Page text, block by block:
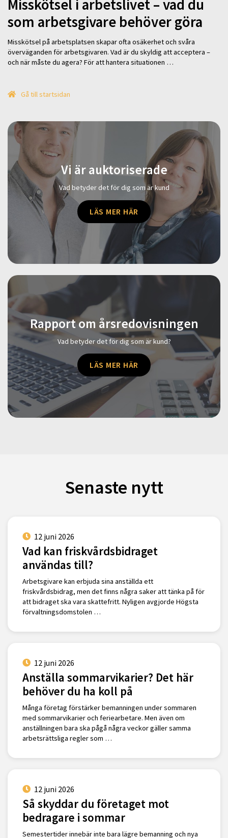
Misskötsel i arbetslivet – vad du
som arbetsgivare behöver göra
Misskötsel på arbetsplatsen skapar ofta osäkerhet och svåra
överväganden för arbetsgivaren. Vad är du skyldig att acceptera –
och när måste du agera? För att hantera situationen …
Gå till startsidan
Vi är auktoriserade
Vad betyder det för dig som är kund
LÄS MER HÄR
Rapport om årsredovisningen
Vad betyder det för dig som är kund?
LÄS MER HÄR
Senaste nytt
12 juni 2026
Vad kan friskvårdsbidraget
användas till?
Arbetsgivare kan erbjuda sina anställda ett
friskvårdsbidrag, men det finns några saker att tänka på för
att bidraget ska vara skattefritt. Nyligen avgjorde Högsta
förvaltningsdomstolen …
12 juni 2026
Anställa sommarvikarier? Det här
behöver du ha koll på
Många företag förstärker bemanningen under sommaren
med sommarvikarier och feriearbetare. Men även om
anställningen bara ska pågå några veckor gäller samma
arbetsrättsliga regler som …
12 juni 2026
Så skyddar du företaget mot
bedragare i sommar
Semestertider innebär inte bara lägre bemanning och nya